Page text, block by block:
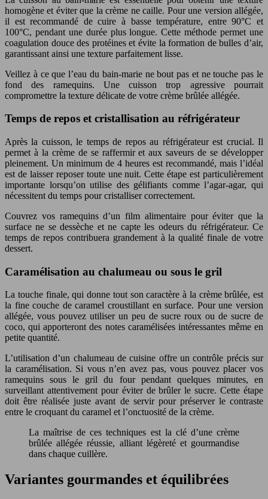
homogène et éviter que la crème ne caille. Pour une version allégée,
il est recommandé de cuire à basse température, entre 90°C et
100°C, pendant une durée plus longue. Cette méthode permet une
coagulation douce des protéines et évite la formation de bulles d’air,
garantissant ainsi une texture parfaitement lisse.
Veillez à ce que l’eau du bain-marie ne bout pas et ne touche pas le
fond des ramequins. Une cuisson trop agressive pourrait
compromettre la texture délicate de votre crème brûlée allégée.
Temps de repos et cristallisation au réfrigérateur
Après la cuisson, le temps de repos au réfrigérateur est crucial. Il
permet à la crème de se raffermir et aux saveurs de se développer
pleinement. Un minimum de 4 heures est recommandé, mais l’idéal
est de laisser reposer toute une nuit. Cette étape est particulièrement
importante lorsqu’on utilise des gélifiants comme l’agar-agar, qui
nécessitent du temps pour cristalliser correctement.
Couvrez vos ramequins d’un film alimentaire pour éviter que la
surface ne se dessèche et ne capte les odeurs du réfrigérateur. Ce
temps de repos contribuera grandement à la qualité finale de votre
dessert.
Caramélisation au chalumeau ou sous le gril
La touche finale, qui donne tout son caractère à la crème brûlée, est
la fine couche de caramel croustillant en surface. Pour une version
allégée, vous pouvez utiliser un peu de sucre roux ou de sucre de
coco, qui apporteront des notes caramélisées intéressantes même en
petite quantité.
L’utilisation d’un chalumeau de cuisine offre un contrôle précis sur
la caramélisation. Si vous n’en avez pas, vous pouvez placer vos
ramequins sous le gril du four pendant quelques minutes, en
surveillant attentivement pour éviter de brûler le sucre. Cette étape
doit être réalisée juste avant de servir pour préserver le contraste
entre le croquant du caramel et l’onctuosité de la crème.
La maîtrise de ces techniques est la clé d’une crème
brûlée allégée réussie, alliant légèreté et gourmandise
dans chaque cuillère.
Variantes gourmandes et équilibrées